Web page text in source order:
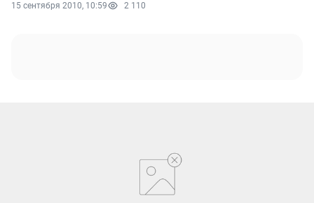
15 сентября 2010, 10:59 2 110